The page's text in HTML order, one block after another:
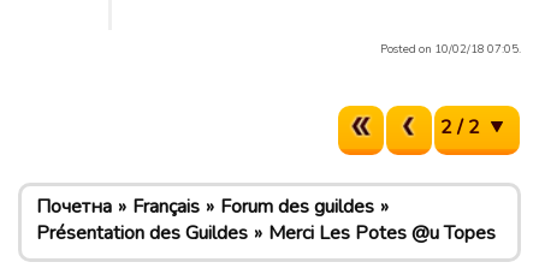
Posted on 10/02/18 07:05.
2 / 2
Почетна Français
Forum des guildes
Présentation des Guildes
Merci Les Potes @u Topes